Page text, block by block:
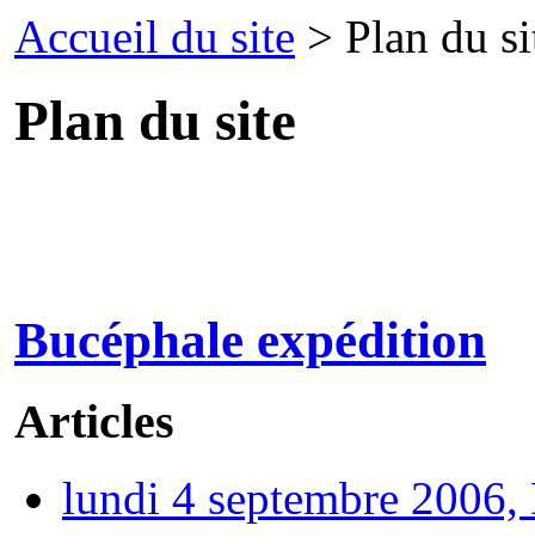
Accueil du site > Plan du
Plan du site
Bucéphale expédition
Articles
lundi 4 septembre